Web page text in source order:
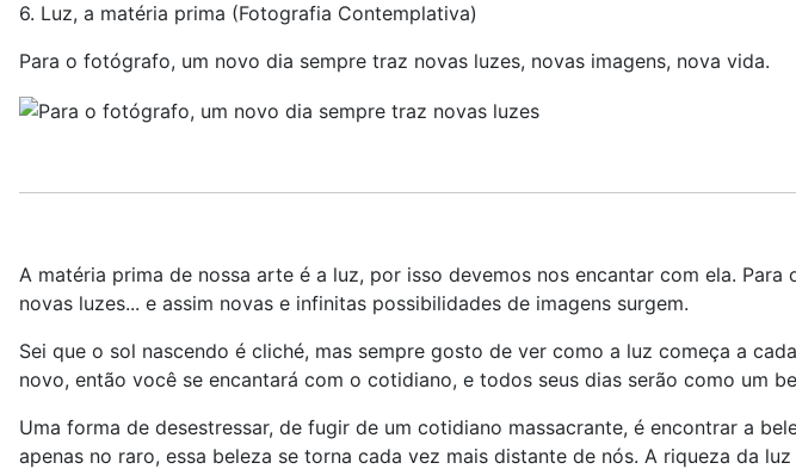
6. Luz, a matéria prima (Fotografia Contemplativa)
Para o fotógrafo, um novo dia sempre traz novas luzes, novas imagens, nova vida.
A matéria prima de nossa arte é a luz, por isso devemos nos encantar com ela.
novas luzes... e assim novas e infinitas possibilidades de imagens surgem.
Sei que o sol nascendo é cliché, mas sempre gosto de ver como a luz começa a
novo, então você se encantará com o cotidiano, e todos seus dias serão como um
Uma forma de desestressar, de fugir de um cotidiano massacrante, é encontrar a
apenas no raro, essa beleza se torna cada vez mais distante de nós. A riqueza da